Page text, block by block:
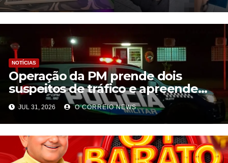
NOTÍCIAS
Operação da PM prende dois
suspeitos de tráfico e apreende
cocaína em Paraíso das Águas
JUL 31, 2026 O CORREIO NEWS